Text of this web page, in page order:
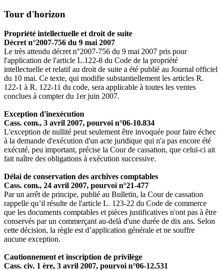
Tour d'horizon
Propriété intellectuelle et droit de suite
Décret n°2007-756 du 9 mai 2007
Le très attendu décret n°2007-756 du 9 mai 2007 pris pour
l'application de l'article L.122-8 du Code de la propriété
intellectuelle et relatif au droit de suite a été publié au Journal officiel
du 10 mai. Ce texte, qui modifie substantiellement les articles R.
122-1 à R. 122-11 du code, sera applicable à toutes les ventes
conclues à compter du 1er juin 2007.
Exception d'inexécution
Cass. com., 3 avril 2007, pourvoi n°06-10.834
L'exception de nullité peut seulement être invoquée pour faire échec
à la demande d'exécution d'un acte juridique qui n'a pas encore été
exécuté, peu important, précise la Cour de cassation, que celui-ci ait
fait naître des obligations à exécution successive.
Délai de conservation des archives comptables
Cass. com., 24 avril 2007, pourvoi n°21-477
Par un arrêt de principe, publié au Bulletin, la Cour de cassation
rappelle qu’il résulte de l'article L. 123-22 du Code de commerce
que les documents comptables et pièces justificatives n'ont pas à être
conservés par un commerçant au-delà d'une durée de dix ans. Selon
cette décision, la règle est d’application générale et ne souffre
aucune exception.
Cautionnement et inscription de privilège
Cass. civ. 1 ère, 3 avril 2007, pourvoi n°06-12.531